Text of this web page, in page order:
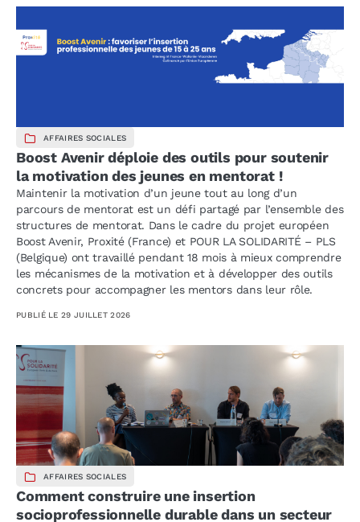
AFFAIRES SOCIALES
Boost Avenir déploie des outils pour soutenir
la motivation des jeunes en mentorat !
Maintenir la motivation d’un jeune tout au long d’un
parcours de mentorat est un défi partagé par l’ensemble des
structures de mentorat. Dans le cadre du projet européen
Boost Avenir, Proxité (France) et POUR LA SOLIDARITÉ – PLS
(Belgique) ont travaillé pendant 18 mois à mieux comprendre
les mécanismes de la motivation et à développer des outils
concrets pour accompagner les mentors dans leur rôle.
PUBLIÉ LE 29 JUILLET 2026
AFFAIRES SOCIALES
Comment construire une insertion
socioprofessionnelle durable dans un secteur